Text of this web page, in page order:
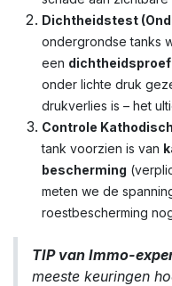
Dichtheidstest
ondergrondse tanks
een dichtheidsproef
onder lichte druk
drukverlies is – het
Controle
tank voorzien is van
bescherming
meten we de
roestbescherming
TIP van Immo-
meeste keuringen